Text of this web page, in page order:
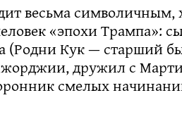
весьма символичным,
«эпохи Трампа»:
(Родни Кук — старший
дружил с
смелых